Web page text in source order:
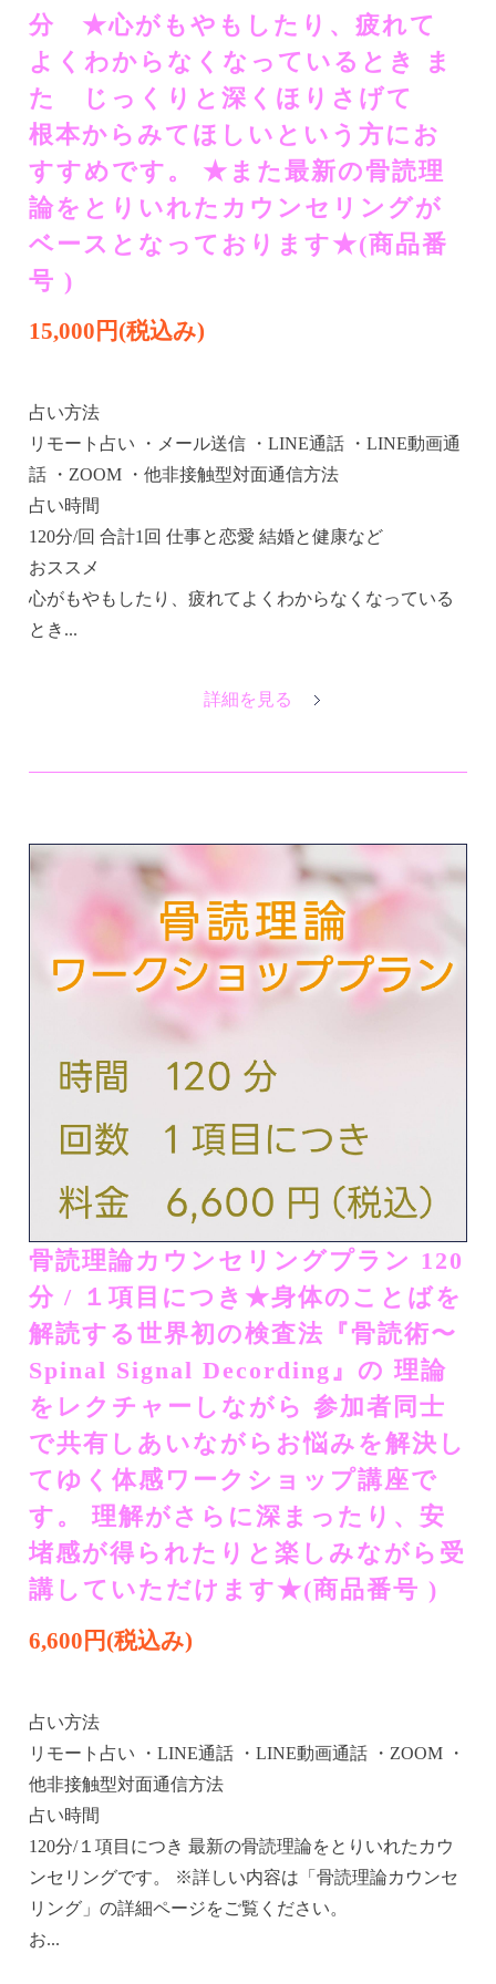
分 ★​​​​心がもやもしたり、疲れて
よくわからなくなっているとき​ ​​ま
た じっくりと深くほりさげて
根本からみてほしいという方にお
すすめです。​ ​​★また最新の骨読理
論をとりいれたカウンセリングが
ベースとなっております★(商品番
号 )
15,000円(税込み)
占い方法
リモート占い ・メール送信 ・LINE通話 ・LINE動画通
話 ・ZOOM ・他非接触型対面通信方法
占い時間
120分/回 合計1回 仕事と恋愛 結婚と健康など
おススメ
​​心がもやもしたり、疲れてよくわからなくなっている
とき...
詳細を見る
骨読理論カウンセリングプラン 120
分 / １項目につき★​​身体のことばを
解読する世界初の検査法『骨読術〜
Spinal Signal Decording』の​ 理論
をレクチャーしながら 参加者同士
で共有しあいながらお悩みを解決し
てゆく体感ワークショップ講座で
す。​ ​​理解がさらに深まったり、安
堵感が得られたりと楽しみながら受
講していただけます★(商品番号 )
6,600円(税込み)
占い方法
リモート占い ・LINE通話 ・LINE動画通話 ・ZOOM ・
他非接触型対面通信方法
占い時間
120分/１項目につき 最新の骨読理論をとりいれたカウ
ンセリングです。 ※詳しい内容は「骨読理論カウンセ
リング」の詳細ページをご覧ください。
お...